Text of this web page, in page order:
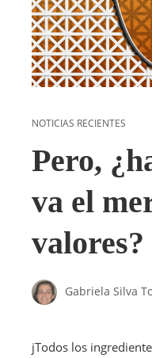
NOTICIAS RECIENTES
Pero,
va el
valores?
Gabriela Silva
jTodos los